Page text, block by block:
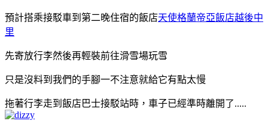
預計搭乘接駁車到第二晚住宿的飯店天使格蘭帝亞飯店越後中
里
先寄放行李然後再輕裝前往滑雪場玩雪
只是沒料到我們的手腳一不注意就給它有點太慢
拖著行李走到飯店巴士接駁站時，車子已經準時離開了.....